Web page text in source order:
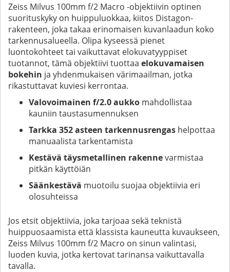
Zeiss Milvus 100mm f/2 Macro -objektiivin optinen
suorituskyky on huippuluokkaa, kiitos Distagon-
rakenteen, joka takaa erinomaisen kuvanlaadun koko
tarkennusalueella. Olipa kyseessä pienet
luontokohteet tai vaikuttavat elokuvatyyppiset
tuotannot, tämä objektiivi tuottaa elokuvamaisen
bokehin ja yhdenmukaisen värimaailman, jotka
rikastuttavat kuviesi kerrontaa.
Valovoimainen f/2.0 aukko mahdollistaa
kauniin taustasumennuksen
Tarkka 352 asteen tarkennusrengas helpottaa
manuaalista tarkentamista
Kestävä täysmetallinen rakennevarmistaa
pitkän käyttöiän
Säänkestävä muotoilu suojaa objektiivia eri
olosuhteissa
Jos etsit objektiivia, joka tarjoaa sekä teknistä
huippuosaamista että klassista kauneutta kuvaukseen,
Zeiss Milvus 100mm f/2 Macro on sinun valintasi,
luoden kuvia, jotka kertovat tarinansa vaikuttavalla
tavalla.